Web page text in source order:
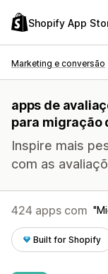
Shopify App
Marketing e conversão
apps de
para migração
Inspire mais
com as
424 apps com
Built for Shopify